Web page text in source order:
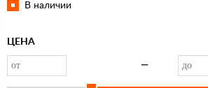
В наличии
ЦЕНА
—